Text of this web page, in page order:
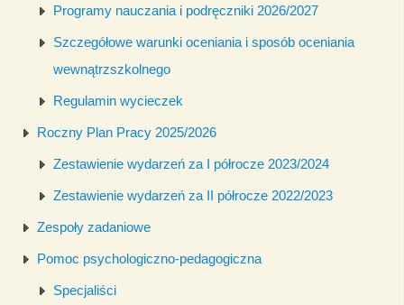
Programy nauczania i podręczniki 2026/2027
Szczegółowe warunki oceniania i sposób oceniania
wewnątrzszkolnego
Regulamin wycieczek
Roczny Plan Pracy 2025/2026
Zestawienie wydarzeń za I półrocze 2023/2024
Zestawienie wydarzeń za II półrocze 2022/2023
Zespoły zadaniowe
Pomoc psychologiczno-pedagogiczna
Specjaliści